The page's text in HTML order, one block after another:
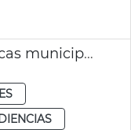
Ciencia ficción en bibliotecas municipales